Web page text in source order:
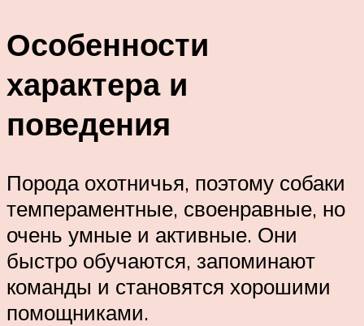
Особенности
характера и
поведения
Порода охотничья, поэтому собаки
темпераментные, своенравные, но
очень умные и активные. Они
быстро обучаются, запоминают
команды и становятся хорошими
помощниками.